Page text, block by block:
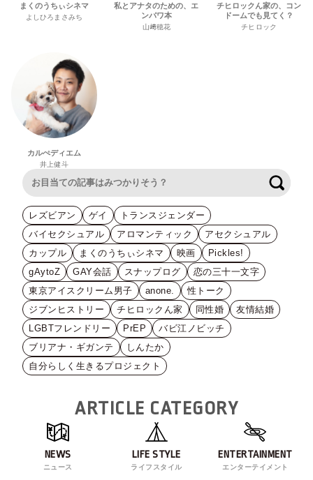
まくのうちぃシネマ
よしひろまさみち
私とアナタのための、エ
ンパワ本
山﨑穂花
チヒロックん家の、コン
ドームでも見てく？
チヒロック
カルぺディエム
井上健斗
レズビアン ゲイ
トランスジェンダー
バイセクシュアル
アロマンティック
アセクシュアル
カップル
まくのうちぃシネマ 映画
Pickles!
gAytoZ
GAY会話 スナップログ
恋の三十一文字
東京アイスクリーム男子
anone.
性トーク
ジブンヒストリー
チヒロックん家 同性婚
友情結婚
LGBTフレンドリー
PrEP
バビ江ノビッチ
ブリアナ・ギガンテ
しんたか
自分らしく生きるプロジェクト
ARTICLE CATEGORY
NEWS
ニュース
LIFE STYLE
ライフスタイル
ENTERTAINMENT
エンターテイメント